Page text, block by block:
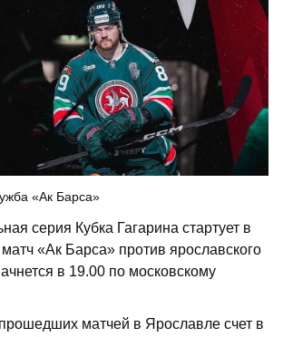
«Ак Барса»
серия Кубка Гагарина стартует в
матч «Ак Барса» против ярославского
в 19.00 по московскому
матчей в Ярославле счет в